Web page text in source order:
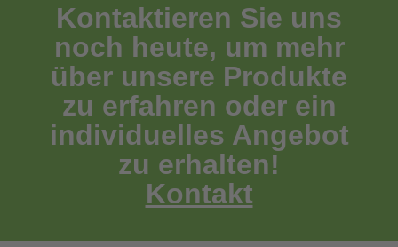
Kontaktieren Sie uns
noch heute, um mehr
über unsere Produkte
zu erfahren oder ein
individuelles Angebot
zu erhalten!
Kontakt